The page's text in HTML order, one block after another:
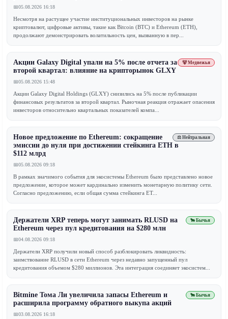
📅05.08.2026 16:18
Несмотря на растущее участие институциональных инвесторов на рынке
криптовалют, цифровые активы, такие как Bitcoin (BTC) и Ethereum (ETH),
продолжают демонстрировать волатильность цен, вызванную в пер...
🐻 Медвежья
Акции Galaxy Digital упали на 5% после отчета за
второй квартал: влияние на крипторынок GLXY
📅05.08.2026 15:48
Акции Galaxy Digital Holdings (GLXY) снизились на 5% после публикации
финансовых результатов за второй квартал. Рыночная реакция отражает опасения
инвесторов относительно квартальных показателей компа...
⚖️ Нейтральная
Новое предложение по Ethereum: сокращение
эмиссии до нуля при достижении стейкинга ETH в
$112 млрд
📅05.08.2026 09:18
В рамках значимого события для экосистемы Ethereum было представлено новое
предложение, которое может кардинально изменить монетарную политику сети.
Согласно предложению, если общая сумма стейкинга ET...
🐂 Бычья
Держатели XRP теперь могут занимать RLUSD на
Ethereum через пул кредитования на $280 млн
📅04.08.2026 09:18
Держатели XRP получили новый способ разблокировать ликвидность:
заимствование RLUSD в сети Ethereum через недавно запущенный пул
кредитования объемом $280 миллионов. Эта интеграция соединяет экосистем...
🐂 Бычья
Bitmine Тома Ли увеличила запасы Ethereum и
расширила программу обратного выкупа акций
📅03.08.2026 16:18